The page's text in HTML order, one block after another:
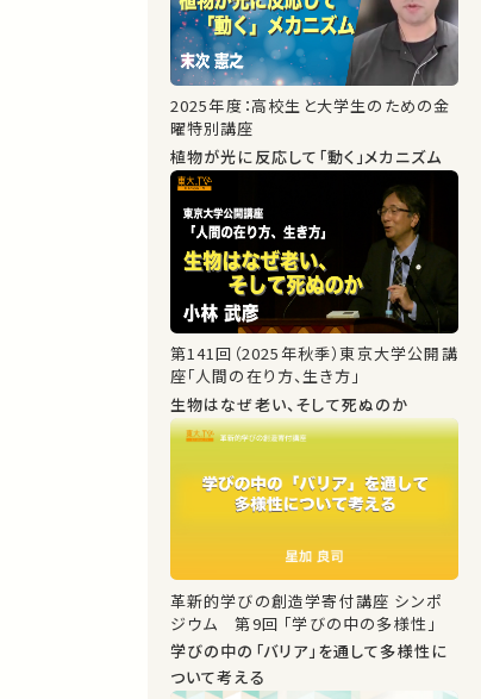
2025年度：高校生と大学生のための金
曜特別講座
植物が光に反応して「動く」メカニズム
第141回（2025年秋季）東京大学公開講
座「人間の在り方、生き方」
生物はなぜ老い、そして死ぬのか
革新的学びの創造学寄付講座 シンポ
ジウム 第9回 「学びの中の多様性」
学びの中の「バリア」を通して多様性に
ついて考える